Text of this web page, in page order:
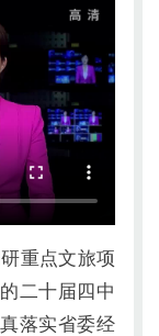
重点文旅项
二十届四中
落实省委经